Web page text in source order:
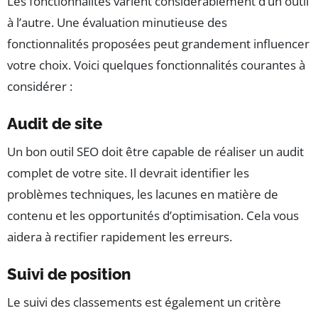
à l’autre. Une évaluation minutieuse des
fonctionnalités proposées peut grandement influencer
votre choix. Voici quelques fonctionnalités courantes à
considérer :
Audit de site
Un bon outil SEO doit être capable de réaliser un audit
complet de votre site. Il devrait identifier les
problèmes techniques, les lacunes en matière de
contenu et les opportunités d’optimisation. Cela vous
aidera à rectifier rapidement les erreurs.
Suivi de position
Le suivi des classements est également un critère